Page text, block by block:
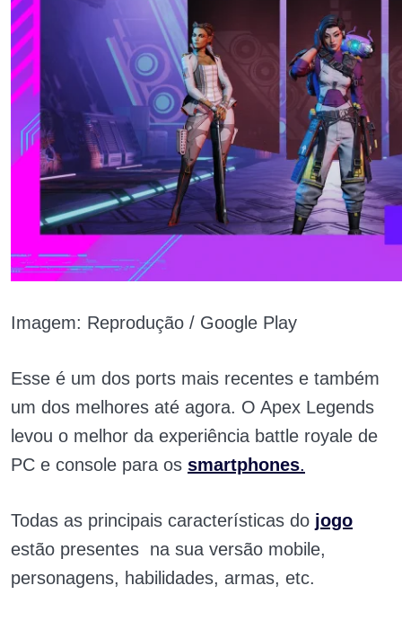
Imagem: Reprodução / Google Play
Esse é um dos ports mais recentes e também
um dos melhores até agora. O Apex Legends
levou o melhor da experiência battle royale de
PC e console para os smartphones.
Todas as principais características do jogo
estão presentes na sua versão mobile,
personagens, habilidades, armas, etc.